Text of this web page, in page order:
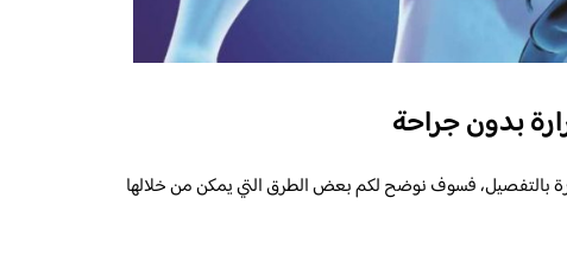
بدون جراحة
بالتفصيل، فسوف نوضح لكم بعض الطرق التي يمكن من خلالها